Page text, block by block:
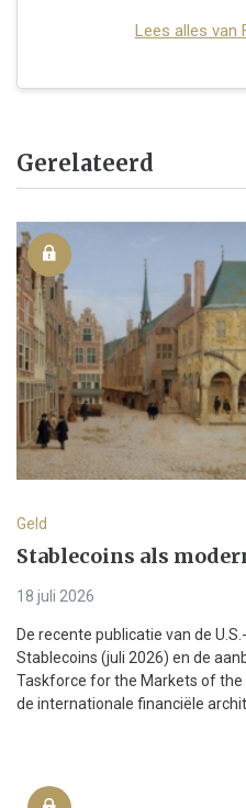
Lees alles van
Gerelateerd
Geld
Stablecoins als
18 juli 2026
De recente publicatie van de
Stablecoins (juli 2026) en de
Taskforce for the Markets of
de internationale financiële